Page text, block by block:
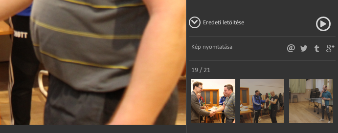
Eredeti letöltése
Kép nyomtatása
19 / 21